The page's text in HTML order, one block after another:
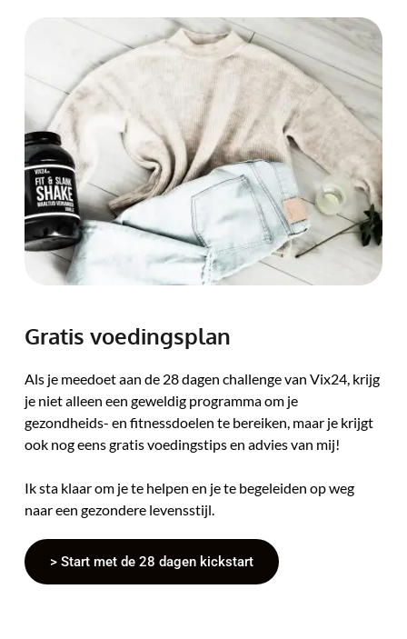
Gratis voedingsplan
Als je meedoet aan de 28 dagen challenge van Vix24, krijg
je niet alleen een geweldig programma om je
gezondheids- en fitnessdoelen te bereiken, maar je krijgt
ook nog eens gratis voedingstips en advies van mij!
Ik sta klaar om je te helpen en je te begeleiden op weg
naar een gezondere levensstijl.
> Start met de 28 dagen kickstart